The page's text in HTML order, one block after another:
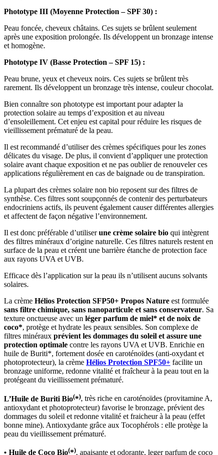
Phototype III (Moyenne Protection – SPF 30) :
Peau foncée, cheveux châtains. Ces sujets se brûlent seulement
après une exposition prolongée. Ils développent un bronzage intense
et homogène.
Phototype IV (Basse Protection – SPF 15) :
Peau brune, yeux et cheveux noirs. Ces sujets se brûlent très
rarement. Ils développent un bronzage très intense, couleur chocolat.
Bien connaître son phototype est important pour adapter la
protection solaire au temps d’exposition et au niveau
d’ensoleillement. Cet enjeu est capital pour réduire les risques de
vieillissement prématuré de la peau.
Il est recommandé d’utiliser des crèmes spécifiques pour les zones
délicates du visage. De plus, il convient d’appliquer une protection
solaire avant chaque exposition et ne pas oublier de renouveler ces
applications régulièrement en cas de baignade ou de transpiration.
La plupart des crèmes solaire non bio reposent sur des filtres de
synthèse. Ces filtres sont soupçonnés de contenir des perturbateurs
endocriniens actifs, ils peuvent également causer différentes allergies
et affectent de façon négative l’environnement.
Il est donc préférable d’utiliserune crème solaire bio qui intègrent
des filtres minéraux d’origine naturelle. Ces filtres naturels restent en
surface de la peau et créent une barrière étanche de protection face
aux rayons UVA et UVB.
Efficace dès l’application sur la peau ils n’utilisent aucuns solvants
solaires.
La crème Hélios Protection SFP50+ Propos Nature est formulée
sans filtre chimique, sans nanoparticule et sans conservateur. Sa
texture onctueuse avec un léger parfum de miel* et de noix de
coco*, protège et hydrate les peaux sensibles. Son complexe de
filtres minéraux prévient les dommages du soleil et assure une
protection optimale contre les rayons UVA et UVB. Enrichie en
huile de Buriti*, fortement dosée en caroténoïdes (anti-oxydant et
photoprotecteur), la crème Hélios Protection SPF50+ facilite un
bronzage uniforme, redonne vitalité et fraîcheur à la peau tout en la
protégeant du vieillissement prématuré.
L’Huile de Buriti Bio(*), très riche en caroténoïdes (provitamine A,
antioxydant et photoprotecteur) favorise le bronzage, prévient des
dommages du soleil et redonne vitalité et fraicheur à la peau (effet
bonne mine). Antioxydante grâce aux Tocophérols : elle protège la
peau du vieillissement prématuré.
• Huile de Coco Bio(*), apaisante et odorante, leger parfum de coco